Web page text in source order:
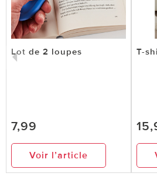
Lot de 2 loupes
7,99
Voir l’article
T-